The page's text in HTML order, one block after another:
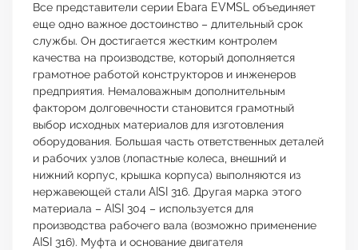
Все представители серии Ebara EVMSL объединяет
еще одно важное достоинство – длительный срок
службы. Он достигается жестким контролем
качества на производстве, который дополняется
грамотное работой конструкторов и инженеров
предприятия. Немаловажным дополнительным
фактором долговечности становится грамотный
выбор исходных материалов для изготовления
оборудования. Большая часть ответственных деталей
и рабочих узлов (лопастные колеса, внешний и
нижний корпус, крышка корпуса) выполняются из
нержавеющей стали AISI 316. Другая марка этого
материала – AISI 304 – используется для
производства рабочего вала (возможно применение
AISI 316). Муфта и основание двигателя